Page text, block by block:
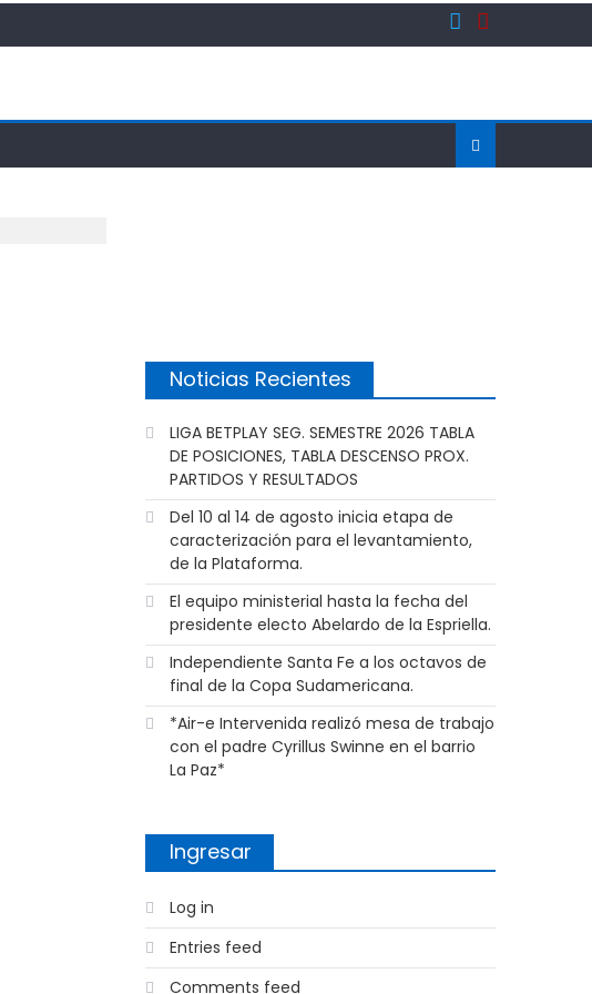
Noticias Recientes
LIGA BETPLAY SEG. SEMESTRE 2026 TABLA
DE POSICIONES, TABLA DESCENSO PROX.
PARTIDOS Y RESULTADOS
Del 10 al 14 de agosto inicia etapa de
caracterización para el levantamiento,
de la Plataforma.
El equipo ministerial hasta la fecha del
presidente electo Abelardo de la Espriella.
Independiente Santa Fe a los octavos de
final de la Copa Sudamericana.
*Air-e Intervenida realizó mesa de trabajo
con el padre Cyrillus Swinne en el barrio
La Paz*
Ingresar
Log in
Entries feed
Comments feed